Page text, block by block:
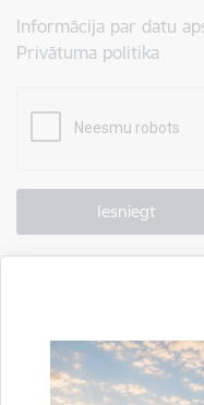
Informācija par datu
Privātuma politika